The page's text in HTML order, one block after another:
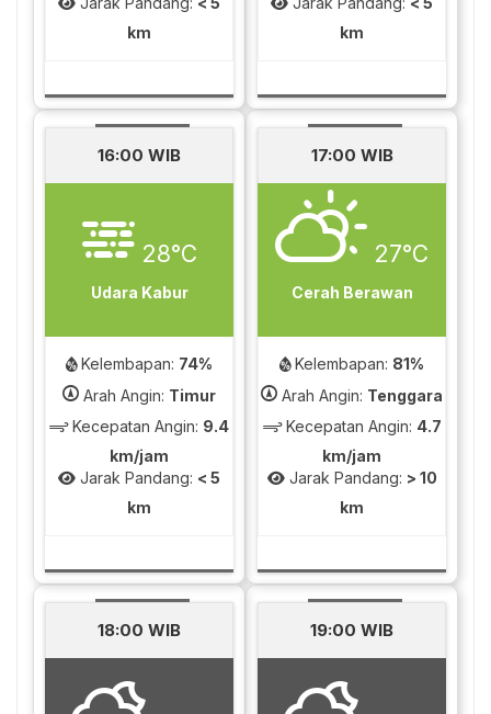
km
km
16:00 WIB
28°C
Udara Kabur
Kelembapan: 74%
Arah Angin: Timur
Kecepatan Angin: 9.4
km/jam
Jarak Pandang: < 5
km
17:00 WIB
27°C
Cerah Berawan
Kelembapan: 81%
Arah Angin: Tenggara
Kecepatan Angin: 4.7
km/jam
Jarak Pandang: > 10
km
18:00 WIB 19:00 WIB